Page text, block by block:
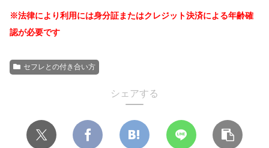
※法律により利用には身分証またはクレジット決済による年齢確
認が必要です
セフレとの付き合い方
シェアする